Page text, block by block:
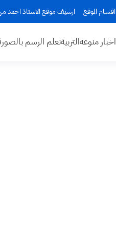
اقسام الموقع ارشيف موقع الاستاذ احمد
اخبار منوعهالتربيةتعلم الرسم بالصور